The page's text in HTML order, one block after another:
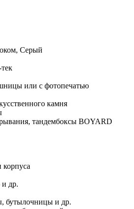
Серый
или с фотопечатью
камня
тандембоксы BOYARD
корпуса
др.
бутылочницы и др.